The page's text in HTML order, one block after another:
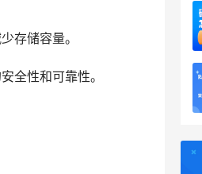
存储容量。
全性和可靠性。